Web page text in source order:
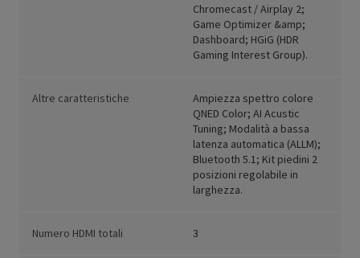
Chromecast / Airplay 2;
Game Optimizer &amp;
Dashboard; HGiG (HDR
Gaming Interest Group).
Altre caratteristiche
Ampiezza spettro colore
QNED Color; AI Acustic
Tuning; Modalità a bassa
latenza automatica (ALLM);
Bluetooth 5.1; Kit piedini 2
posizioni regolabile in
larghezza.
Numero HDMI totali 3